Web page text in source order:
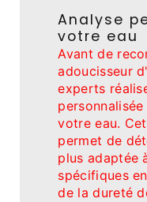
Analyse
votre eau
Avant de
adoucisseur
experts
votre eau.
permet de
plus adaptée
spécifiques
de la dureté